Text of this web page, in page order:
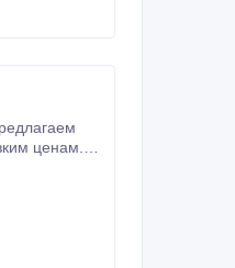
ценам.